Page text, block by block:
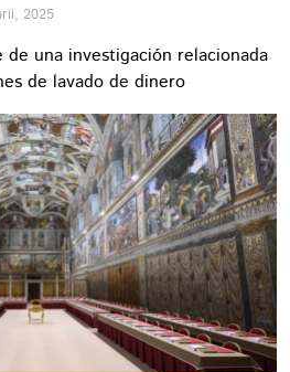
2025
una investigación relacionada
de lavado de dinero